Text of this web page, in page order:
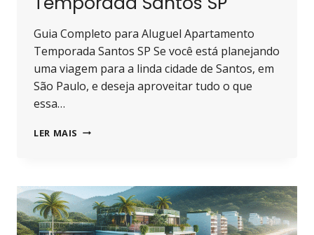
Guia Completo para Aluguel Apartamento
Temporada Santos SP Se você está planejando
uma viagem para a linda cidade de Santos, em
São Paulo, e deseja aproveitar tudo o que
essa…
LER MAIS GUIA
APARTAMENTO
TEMPORADA
SANTOS
SP